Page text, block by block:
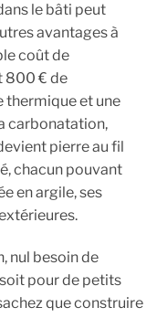
le bâti peut
avantages à
coût de
800 € de
thermique et une
carbonatation,
pierre au fil
chacun pouvant
en argile, ses
nul besoin de
pour de petits
que construire